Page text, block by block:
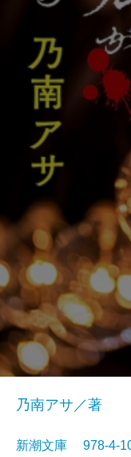
乃南アサ／著
新潮文庫 978-4-